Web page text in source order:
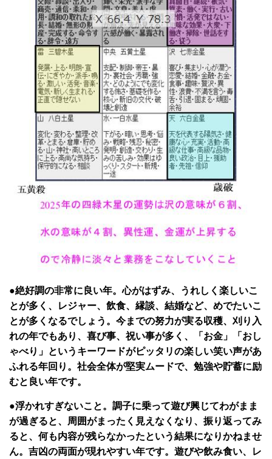
●絶好調の非常に良い年。心がはずみ、うれしく楽しいこ
とが多く、レジャー、飲食、縁談、結婚など、めでたいこ
とが多くなるでしょう。今までの努力が実る収穫、刈り入
れの年でもあり、喜び事、祝い事が多く、「お金」「おし
ゃべり」というキーワードがピッタリの楽しい笑い声があ
ふれる年回り。社会全体が堅実ムードで、勉強や貯蓄に励
むと良い年です。
●浮かれすぎないこと。調子に乗って遊び興じてわがまま
が過ぎると、周囲がまったく見えなくなり、振り返ってみ
ると、何も内容が残らなかったという結果になりかねませ
ん。吉凶の両面が現れやすい年です。遊びや飲み食い、レ